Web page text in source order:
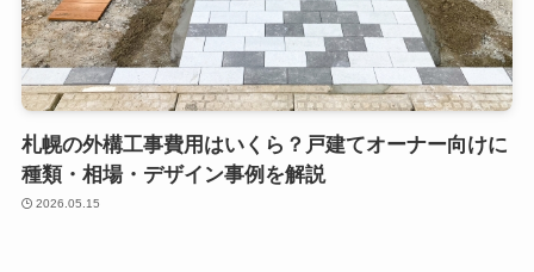
札幌の外構工事費用はいくら？戸建てオーナー向けに
種類・相場・デザイン事例を解説
2026.05.15